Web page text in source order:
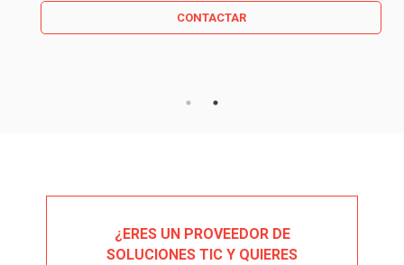
¿ERES UN PROVEEDOR DE
SOLUCIONES TIC Y QUIERES